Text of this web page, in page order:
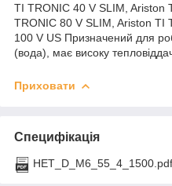
TI TRONIC 40 V SLIM, Ariston
TRONIC 80 V SLIM, Ariston TI
100 V US Призначений для
(вода), має високу
Приховати
Специфікація
НЕТ_D_M6_55_4_1500.pdf